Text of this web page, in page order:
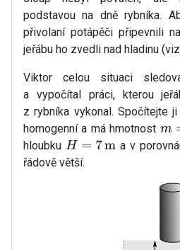
podstavou na dně rybníka.
přivolaní potápěči připevnili
jeřábu ho zvedli nad hladinu
Viktor celou situaci
a vypočítal práci, kterou
z rybníka vykonal. Spočítejte
homogenní a má hmotnost m=
hloubku H= 7m
a v
řádově větší.